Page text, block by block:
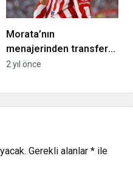
Morata’nın
menajerinden transfer
açıklaması!
2 yıl önce
Gerekli alanlar * ile